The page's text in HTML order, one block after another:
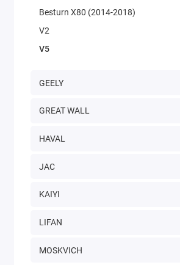
Besturn X80 (2014-2018)
V2
V5
GEELY
GREAT WALL
HAVAL
JAC
KAIYI
LIFAN
MOSKVICH